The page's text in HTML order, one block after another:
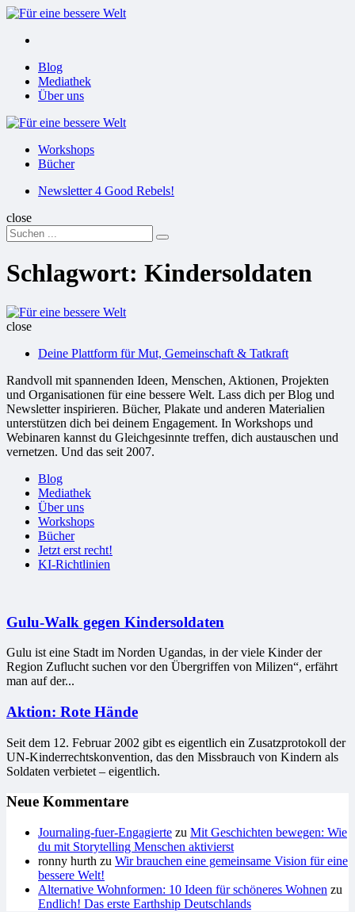
Menu
Menu
Blog
Mediathek
Über uns
Für
Workshops
Bücher
SuchenNewsletter 4 Good Rebels!
close
Search
for:
Suchen
Schlagwort: Kindersoldaten
Für
Welt
close
Deine Plattform für Mut, Gemeinschaft & Tatkraft
Randvoll mit spannenden Ideen, Menschen, Aktionen, Projekten
und Organisationen für eine bessere Welt. Lass dich per Blog und
Newsletter inspirieren. Bücher, Plakate und anderen Materialien
unterstützen dich bei deinem Engagement. In Workshops und
Webinaren kannst du Gleichgesinnte treffen, dich austauschen und
vernetzen. Und das seit 2007.
Blog
Mediathek
Über uns
Workshops
Bücher
Jetzt erst recht!
KI-Richtlinien
Gulu-Walk gegen Kindersoldaten
Gulu ist eine Stadt im Norden Ugandas, in der viele Kinder der
Region Zuflucht suchen vor den Übergriffen von Milizen“, erfährt
man auf der...
Aktion: Rote Hände
Seit dem 12. Februar 2002 gibt es eigentlich ein Zusatzprotokoll der
UN-Kinderrechtskonvention, das den Missbrauch von Kindern als
Soldaten verbietet – eigentlich.
Neue Kommentare
Journaling-fuer-Engagierte zu Mit Geschichten bewegen: Wie
du mit Storytelling Menschen aktivierst
ronny hurth zu Wir brauchen eine gemeinsame Vision für eine
bessere Welt!
Alternative Wohnformen: 10 Ideen für schöneres Wohnen zu
Endlich! Das erste Earthship Deutschlands